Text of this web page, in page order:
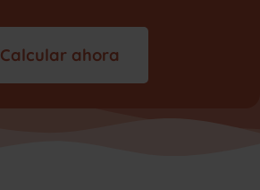
Calcular ahora